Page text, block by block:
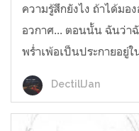
ความรู้สึกยังไง ถ้าได้มอ
อวกาศ... ตอนนั้น ฉันว่า
พร่ำเพ้อเป็นประกายอยู่
DectillJan